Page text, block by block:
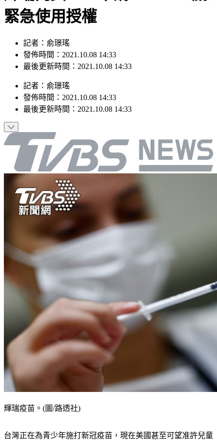
輝瑞向美FDA申請 BNT5-11歲
緊急使用授權
記者：俞璟瑤
發佈時間：2021.10.08 14:33
記者：俞璟瑤
發佈時間：2021.10.08 14:33